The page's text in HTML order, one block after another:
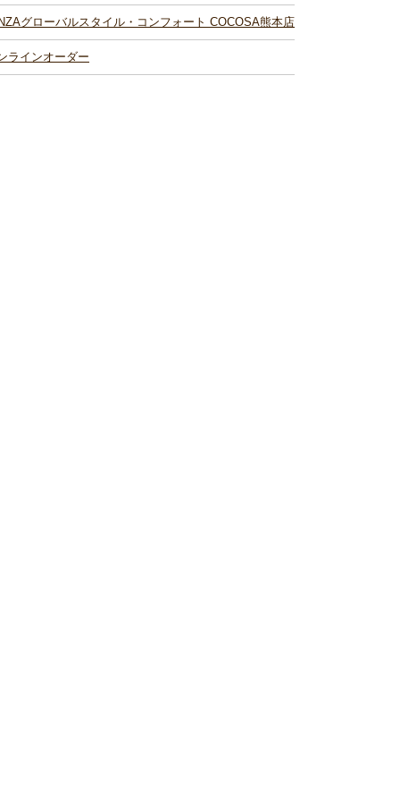
グローバルスタイル・コンフォート COCOSA熊本店
ラインオーダー